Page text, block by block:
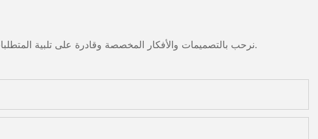
نرحب بالتصميمات والأفكار المخصصة وقادرة على تلبية المتطلبات المحددة. لمزيد من المعلومات، يرجى زيارة الموقع الإلكتروني أو الاتصال بنا مباشرة مع أسئلة أو استفسارات.